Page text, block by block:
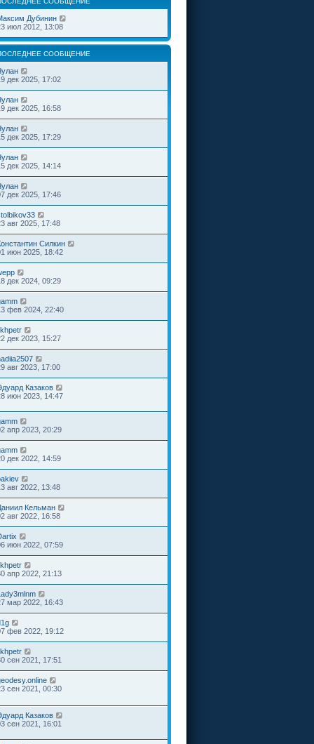
Дубинин
июл 2012, 13:08
СООБЩЕНИЕ
дек 2025, 17:02
дек 2025, 16:58
дек 2025, 17:29
дек 2025, 14:14
дек 2025, 17:46
авг 2025, 17:48
Силкин
июн 2025, 18:42
дек 2024, 09:29
фев 2024, 22:40
дек 2023, 15:27
авг 2023, 17:00
Казаков
июн 2023, 14:47
апр 2023, 20:29
дек 2022, 14:59
авг 2022, 13:48
Кельман
авг 2022, 16:58
июн 2022, 07:59
апр 2022, 21:13
мар 2022, 16:43
фев 2022, 19:12
сен 2021, 17:51
сен 2021, 00:30
Казаков
сен 2021, 16:01